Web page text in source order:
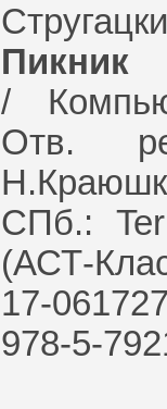
Пикник
/
Отв.
СПб.:
(АСТ-
17-
978-5-